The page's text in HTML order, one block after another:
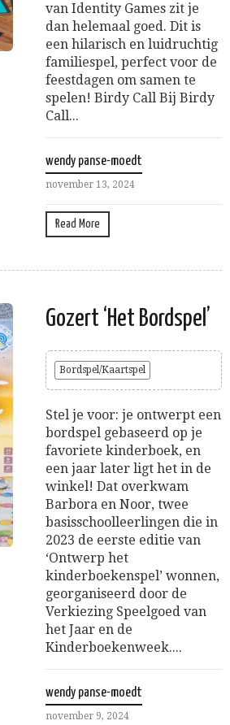
van Identity Games zit je
dan helemaal goed. Dit is
een hilarisch en luidruchtig
familiespel, perfect voor de
feestdagen om samen te
spelen! Birdy Call Bij Birdy
Call...
wendy panse-moedt
november 13, 2024
Read More
Gozert ‘Het Bordspel’
Bordspel/Kaartspel
Stel je voor: je ontwerpt een
bordspel gebaseerd op je
favoriete kinderboek, en
een jaar later ligt het in de
winkel! Dat overkwam
Barbora en Noor, twee
basisschoolleerlingen die in
2023 de eerste editie van
‘Ontwerp het
kinderboekenspel’ wonnen,
georganiseerd door de
Verkiezing Speelgoed van
het Jaar en de
Kinderboekenweek....
wendy panse-moedt
november 9, 2024